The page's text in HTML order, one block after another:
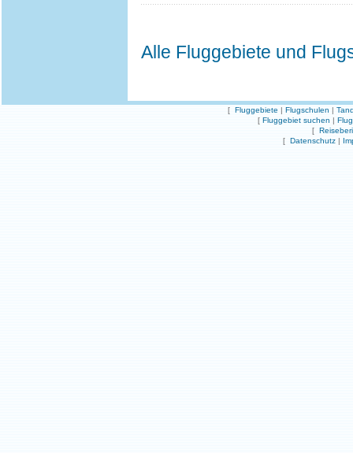
Alle Fluggebiete und
[ Fluggebiete | Flugschulen |
[ Fluggebiet suchen |
[
[ Datenschutz |